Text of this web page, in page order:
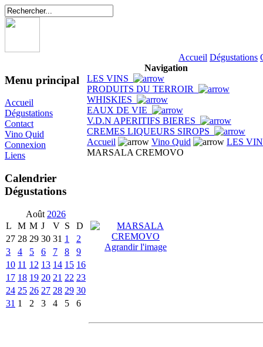
Accueil Dégustations
Menu principal
Accueil
Dégustations
Contact
Vino Quid
Connexion
Liens
Calendrier
Dégustations
Août 2026
L
M M J V S
D
27 28 29 30 31 1
2
3
4 5 6 7 8
9
10 11 12 13 14 15 16
17 18 19 20 21 22 23
24 25 26 27 28 29 30
31 1 2 3 4 5 6
Navigation
LES VINS
PRODUITS DU TERROIR
WHISKIES
EAUX DE VIE
V.D.N APERITIFS BIERES
CREMES LIQUEURS SIROPS
Accueil
Vino Quid
LES
MARSALA CREMOVO
Agrandir l'image